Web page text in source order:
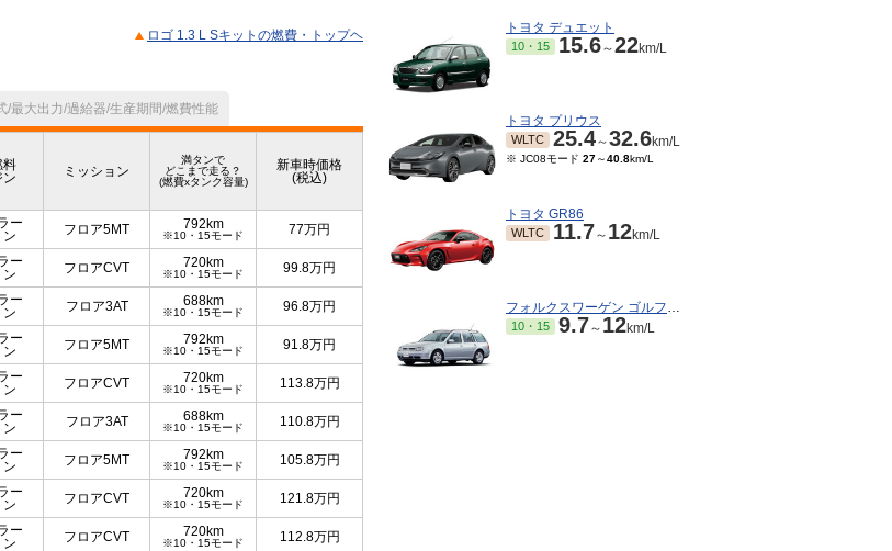
ロゴ 1.3 L Sキットの燃費・トップヘ
/最大出力/過給器/生産期間/燃費性能
料
ン
ミッション
満タンで
どこまで走る？
(燃費xタンク容量)
新車時価格
(税込)
ー
ン
フロア5MT 792km
※10・15モード 77万円
ー
ン
フロアCVT 720km
※10・15モード 99.8万円
ー
ン
フロア3AT 688km
※10・15モード 96.8万円
ー
ン
フロア5MT 792km
※10・15モード 91.8万円
ー
ン
フロアCVT 720km
※10・15モード 113.8万円
ー
ン
フロア3AT 688km
※10・15モード 110.8万円
ー
ン
フロア5MT 792km
※10・15モード 105.8万円
ー
ン
フロアCVT 720km
※10・15モード 121.8万円
ー
ン
フロアCVT 720km
※10・15モード 112.8万円
トヨタ デュエット
10・15 15.6～22km/L
トヨタ プリウス
WLTC 25.4～32.6km/L
※ JC08モード 27～40.8km/L
トヨタ GR86
WLTC 11.7～ 12km/L
フォルクスワーゲン ゴルフワゴン
10・15 9.7～ 12km/L